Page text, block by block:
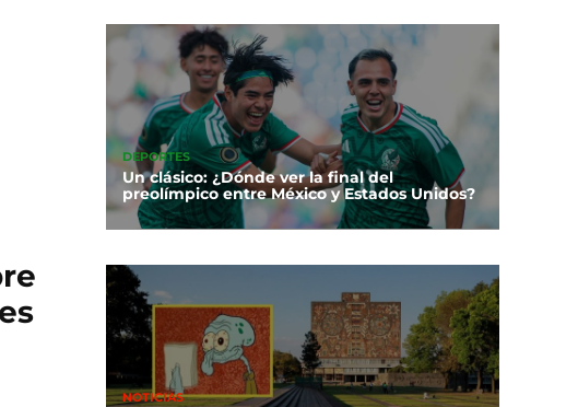
DEPORTES
Un clásico: ¿Dónde ver la final del
preolímpico entre México y Estados Unidos?
NOTICIAS